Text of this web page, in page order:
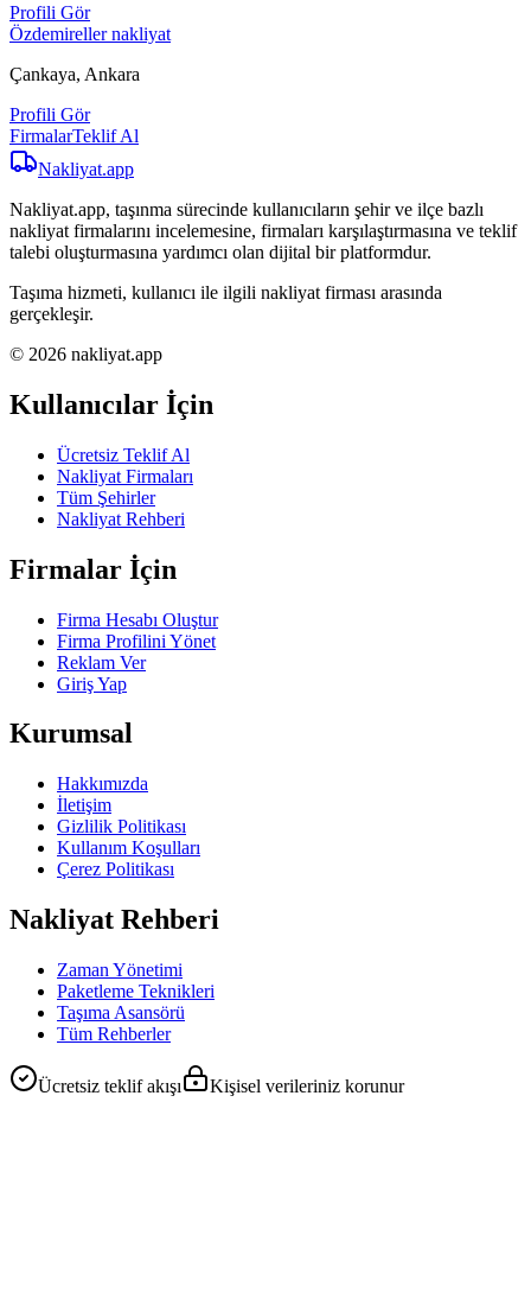
Profili Gör
Özdemireller nakliyat
Çankaya, Ankara
Profili Gör
FirmalarTeklif Al
Nakliyat.app
Nakliyat.app, taşınma sürecinde kullanıcıların şehir ve ilçe bazlı
nakliyat firmalarını incelemesine, firmaları karşılaştırmasına ve teklif
talebi oluşturmasına yardımcı olan dijital bir platformdur.
Taşıma hizmeti, kullanıcı ile ilgili nakliyat firması arasında
gerçekleşir.
© 2026 nakliyat.app
Kullanıcılar İçin
Ücretsiz Teklif Al
Nakliyat Firmaları
Tüm Şehirler
Nakliyat Rehberi
Firmalar İçin
Firma Hesabı Oluştur
Firma Profilini Yönet
Reklam Ver
Giriş Yap
Kurumsal
Hakkımızda
İletişim
Gizlilik Politikası
Kullanım Koşulları
Çerez Politikası
Nakliyat Rehberi
Zaman Yönetimi
Paketleme Teknikleri
Taşıma Asansörü
Tüm Rehberler
Ücretsiz teklif akışı Kişisel verileriniz korunur